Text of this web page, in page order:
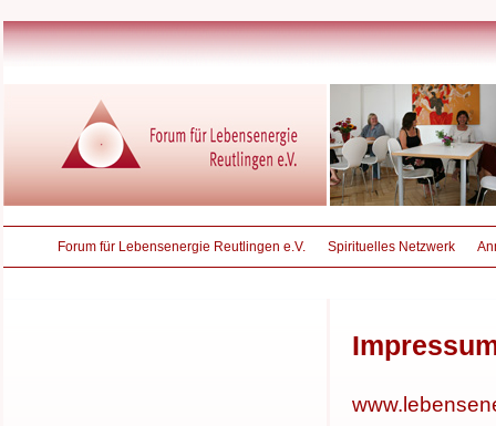
Forum für Lebensenergie Reutlingen e.V. Spirituelles Netzwerk